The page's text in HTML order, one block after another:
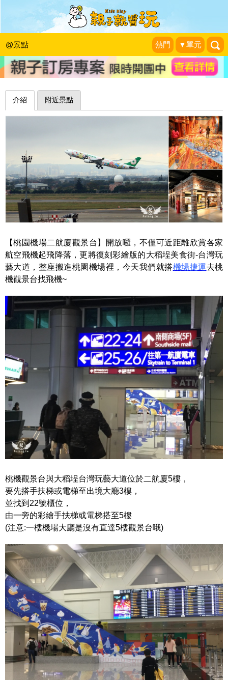
@景點 熱門 ▼單元
距離跑道25公尺，近距離朝聖熱門客機
～桃園國際機場第二航廈觀景台
珍太妃旅遊親子生活|2019-12-18
介紹 附近景點
【桃園機場二航廈觀景台】開放囉，不僅可近距離欣賞各家
航空飛機起飛降落，更將復刻彩繪版的大稻埕美食街-台灣玩
藝大道，整座搬進桃園機場裡，今天我們就搭機場捷運去桃
機觀景台找飛機~
桃機觀景台與大稻埕台灣玩藝大道位於二航廈5樓，
要先搭手扶梯或電梯至出境大廳3樓，
並找到22號櫃位，
由一旁的彩繪手扶梯或電梯搭至5樓
(注意:一樓機場大廳是沒有直達5樓觀景台哦)